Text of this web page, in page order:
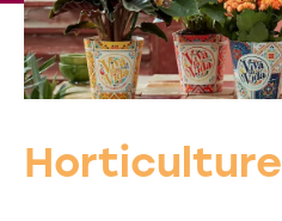
Horticulture